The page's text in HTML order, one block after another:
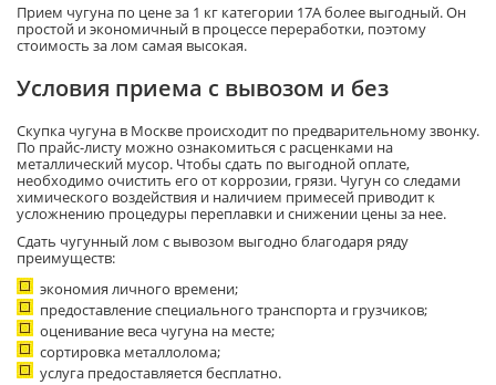
Прием чугуна по цене за 1 кг категории 17А более выгодный. Он
простой и экономичный в процессе переработки, поэтому
стоимость за лом самая высокая.
Условия приема с вывозом и без
Скупка чугуна в Москве происходит по предварительному звонку.
По прайс-листу можно ознакомиться с расценками на
металлический мусор. Чтобы сдать по выгодной оплате,
необходимо очистить его от коррозии, грязи. Чугун со следами
химического воздействия и наличием примесей приводит к
усложнению процедуры переплавки и снижении цены за нее.
Сдать чугунный лом с вывозом выгодно благодаря ряду
преимуществ:
экономия личного времени;
предоставление специального транспорта и грузчиков;
оценивание веса чугуна на месте;
сортировка металлолома;
услуга предоставляется бесплатно.